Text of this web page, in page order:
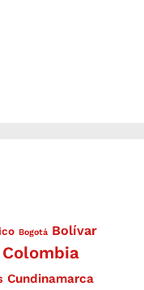
Bogotá Bolívar
Colombia
Cundinamarca